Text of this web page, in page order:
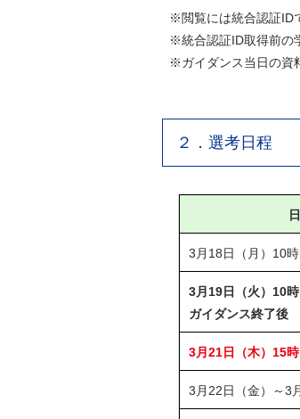
※閲覧には統合認証ID
※統合認証ID取得前の
※ガイダンス当日の資
２．選考日程
3月18日（月）10
3月19日（火）10時
ガイダンス終了後
3月21日（木）15時
3月22日（金）～3